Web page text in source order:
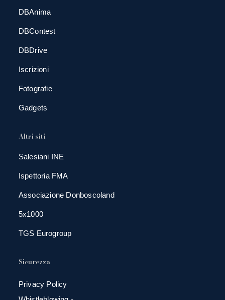
DBAnima
DBContest
DBDrive
Iscrizioni
Fotografie
Gadgets
Altri siti
Salesiani INE
Ispettoria FMA
Associazione Donboscoland
5x1000
TGS Eurogroup
Sicurezza
Privacy Policy